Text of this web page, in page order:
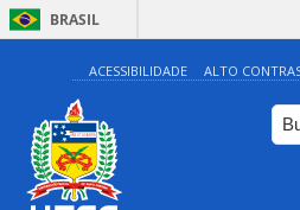
BRASIL
ACESSIBILIDADE ALTO